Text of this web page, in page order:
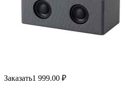
Заказать1 999.00 ₽